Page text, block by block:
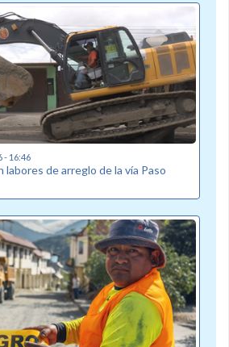
- 16:46
labores de arreglo de la vía Paso